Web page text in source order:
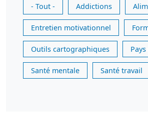
- Tout -
Addictions
Entretien motivationnel
Outils cartographiques
Santé mentale Santé travail